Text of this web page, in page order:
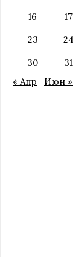
16
17
23
24
30
31
« Апр
Июн »